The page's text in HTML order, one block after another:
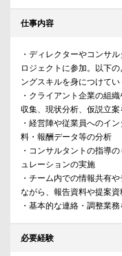
仕事内容
・ディレクターやコンサ
ロジェクトに参加。以下
ングスキルを身につけてい
・クライアント企業の組
収集、現状分析、仮説立案
・経営陣や従業員へのイ
料・報酬データ等の分析
・コンサルタントの指導
ュレーションの実施
・チーム内での情報共有
ながら、報告資料や提案
・基本的な連絡・調整業
必要経験